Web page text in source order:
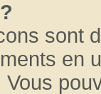
sont
en